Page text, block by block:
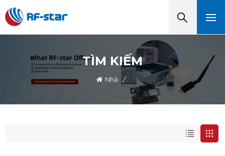
TÌM KIẾM
Nhà /